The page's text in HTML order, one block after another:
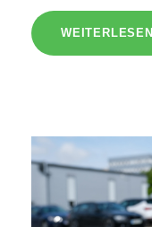
WEITERLESEN